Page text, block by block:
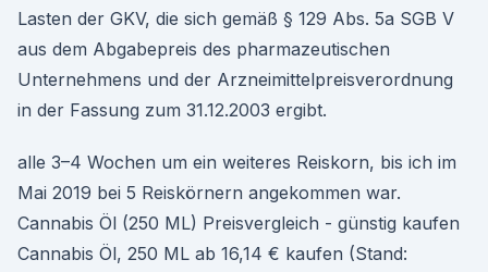
Lasten der GKV, die sich gemäß § 129 Abs. 5a SGB V
aus dem Abgabepreis des pharmazeutischen
Unternehmens und der Arzneimittelpreisverordnung
in der Fassung zum 31.12.2003 ergibt.
alle 3–4 Wochen um ein weiteres Reiskorn, bis ich im
Mai 2019 bei 5 Reiskörnern angekommen war.
Cannabis Öl (250 ML) Preisvergleich - günstig kaufen
Cannabis Öl, 250 ML ab 16,14 € kaufen (Stand: